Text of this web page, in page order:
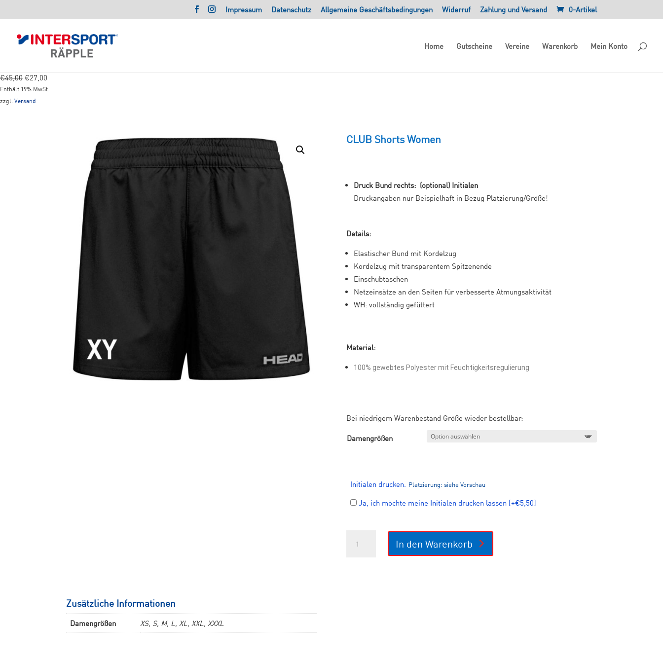
Impressum Datenschutz Allgemeine Geschäftsbedingungen Widerruf Zahlung und Versand 0-Artikel
Home Gutscheine Vereine Warenkorb Mein Konto
€45,00 Ursprünglicher
Preis
war:
€27,00
Preis
Enthält 19% MwSt.
zzgl. Versand
CLUB Shorts Women
Druck Bund rechts: (optional) Initialen
Druckangaben nur Beispielhaft in Bezug Platzierung/Größe!
Details:
Elastischer Bund mit Kordelzug
Kordelzug mit transparentem Spitzenende
Einschubtaschen
Netzeinsätze an den Seiten für verbesserte Atmungsaktivität
WH: vollständig gefüttert
Material:
100% gewebtes Polyester mit Feuchtigkeitsregulierung
Bei niedrigem Warenbestand Größe wieder bestellbar:
Damengrößen
Initialen drucken. Platzierung: siehe Vorschau
Ja, ich möchte meine Initialen drucken lassen [+€5,50]
Shorts
In den Warenkorb
Zusätzliche Informationen
Damengrößen XS, S, M, L, XL, XXL, XXXL